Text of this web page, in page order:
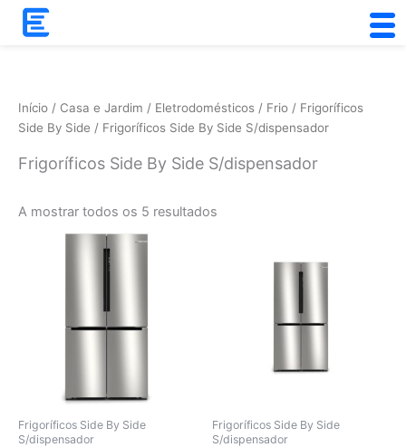
Skip
Início / Casa e Jardim / Eletrodomésticos / Frio / Frigoríficos
Side By Side / Frigoríficos Side By Side S/dispensador
Frigoríficos Side By Side S/dispensador
A mostrar todos os 5 resultados
Frigoríficos Side By Side
S/dispensador
Frigoríficos Side By Side
S/dispensador